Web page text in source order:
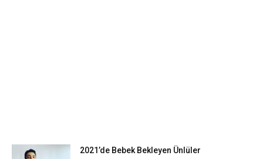
2021’de Bebek Bekleyen Ünlüler